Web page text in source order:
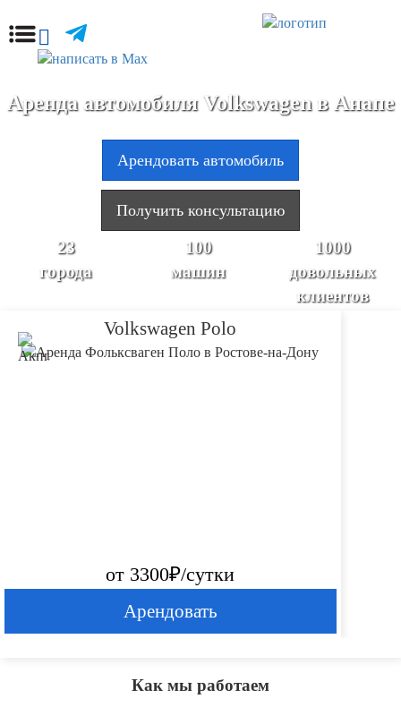
Аренда автомобиля Volkswagen в Анапе
Арендовать автомобиль
Получить консультацию
23
города
100
машин
1000
довольных
клиентов
Volkswagen Polo
от 3300₽/сутки
Арендовать
Как мы работаем